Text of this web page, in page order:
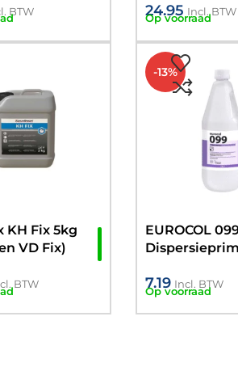
BTW 24.95 Incl. BTW
Op voorraad
KH Fix 5kg
VD Fix)
BTW
-13%
EUROCOL
7.19 Incl. BTW
Op voorraad